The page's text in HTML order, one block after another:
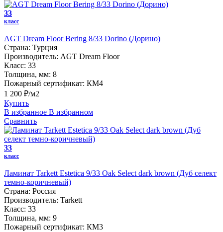
33
класс
AGT Dream Floor Bering 8/33 Dorino (Дорино)
Страна: Турция
Производитель: AGT Dream Floor
Класс: 33
Толщина, мм: 8
Пожарный сертификат: КМ4
1 200 ₽/м2
Купить
В избранное В избранном
Сравнить
33
класс
Ламинат Tarkett Estetica 9/33 Oak Select dark brown (Дуб селект
темно-коричневый)
Страна: Россия
Производитель: Tarkett
Класс: 33
Толщина, мм: 9
Пожарный сертификат: КМ3